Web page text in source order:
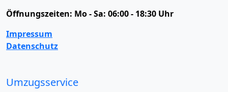
Öffnungszeiten: Mo - Sa: 06:00 - 18:30 Uhr
Impressum
Datenschutz
Umzugsservice